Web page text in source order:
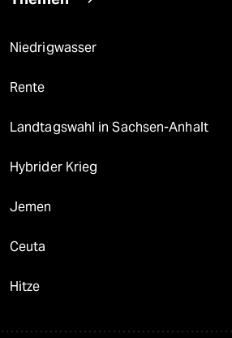
Niedrigwasser
Rente
Landtagswahl in Sachsen-Anhalt
Hybrider Krieg
Jemen
Ceuta
Hitze